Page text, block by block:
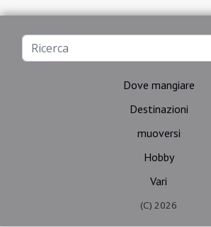
Dove mangiare
Destinazioni
muoversi
Hobby
Vari
(C) 2026